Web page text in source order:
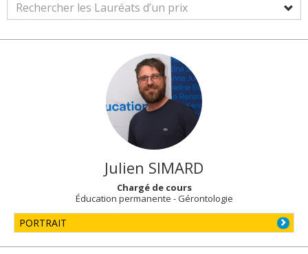
Julien SIMARD
Chargé de cours
Éducation permanente - Gérontologie
PORTRAIT